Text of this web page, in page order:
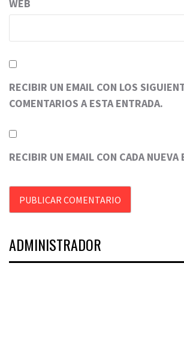
WEB
RECIBIR UN EMAIL CON LOS
COMENTARIOS A ESTA ENTRADA.
RECIBIR UN EMAIL CON CADA NUEVA
ADMINISTRADOR